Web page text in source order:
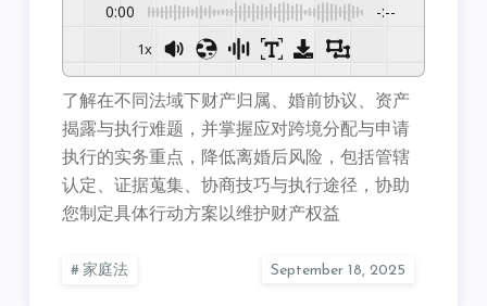
0:00 -:--
1x
了解在不同法域下财产归属、婚前协议、资产
揭露与执行难题，并掌握应对跨境分配与申请
执行的实务重点，降低离婚后风险，包括管辖
认定、证据蒐集、协商技巧与执行途径，协助
您制定具体行动方案以维护财产权益
家庭法